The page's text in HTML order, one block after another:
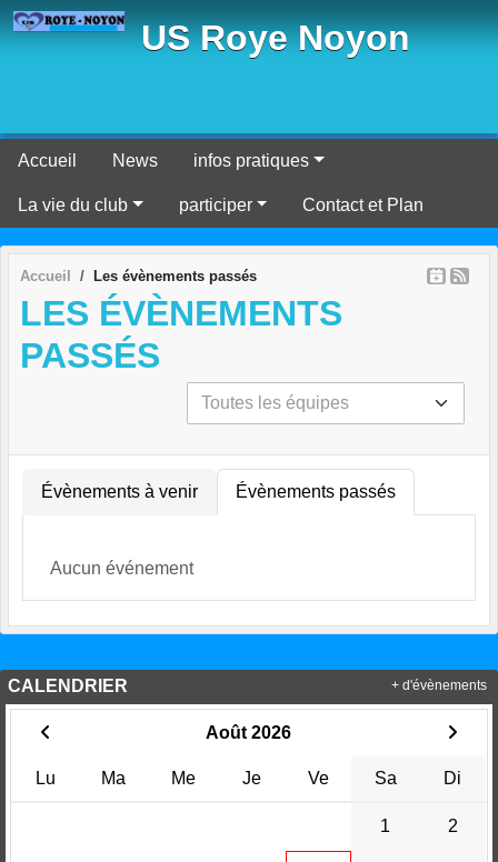
US Roye Noyon
Accueil News infos pratiques
La vie du club participer Contact et Plan
Accueil Les évènements passés
LES ÉVÈNEMENTS
PASSÉS
Évènements à venir Évènements passés
Aucun événement
CALENDRIER
Août 2026
Lu Ma Me Je Ve Sa Di
1 2
+ d'évènements
Panneau de gestion des cookies